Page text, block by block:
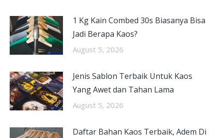
1 Kg Kain Combed 30s Biasanya Bisa
Jadi Berapa Kaos?
August 5, 2026
Jenis Sablon Terbaik Untuk Kaos
Yang Awet dan Tahan Lama
August 5, 2026
Daftar Bahan Kaos Terbaik, Adem Di